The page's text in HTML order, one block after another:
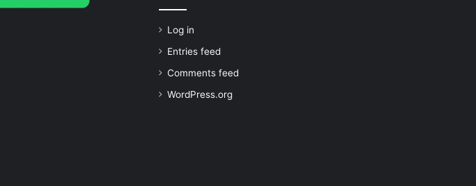
Log in
Entries feed
Comments feed
WordPress.org